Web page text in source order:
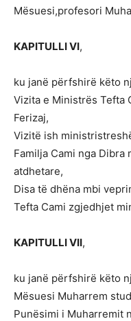
Mësuesi,profesori
KAPITULLI VI,
ku janë përfshirë këto
Vizita e Ministrës Tefta
Ferizaj,
Vizitë ish
Familja Cami nga
atdhetare,
Disa të dhëna mbi
Tefta Cami zgjedhjet
KAPITULLI VII,
ku janë përfshirë këto
Mësuesi Muharrem
Punësimi i Muharremit